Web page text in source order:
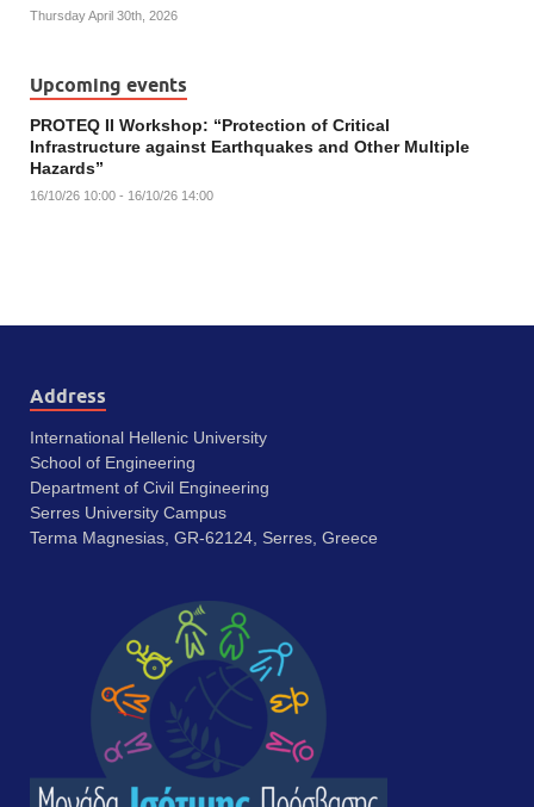
Thursday April 30th, 2026
Upcoming events
PROTEQ II Workshop: “Protection of Critical
Infrastructure against Earthquakes and Other Multiple
Hazards”
16/10/26 10:00 - 16/10/26 14:00
Address
International Hellenic University
School of Engineering
Department of Civil Engineering
Serres University Campus
Terma Magnesias, GR-62124, Serres, Greece